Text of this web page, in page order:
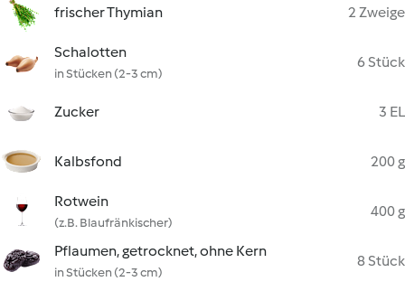
frischer Thymian 2 Zweige
Schalotten
in Stücken (2-3 cm)
6 Stück
Zucker 3 EL
Kalbsfond 200 g
Rotwein
(z.B. Blaufränkischer)
400 g
Pflaumen, getrocknet, ohne Kern
in Stücken (2-3 cm)
8 Stück